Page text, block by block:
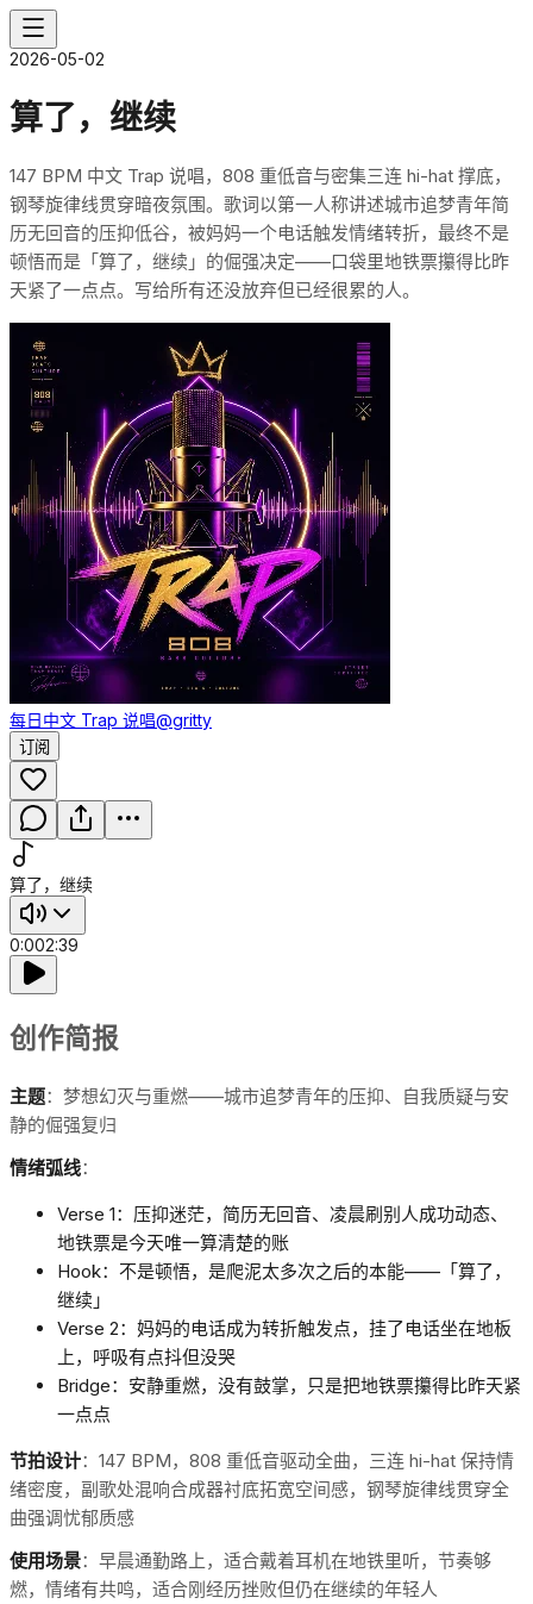
2026-05-02
算了，继续
147 BPM 中文 Trap 说唱，808 重低音与密集三连 hi-hat 撑底，
钢琴旋律线贯穿暗夜氛围。歌词以第一人称讲述城市追梦青年简
历无回音的压抑低谷，被妈妈一个电话触发情绪转折，最终不是
顿悟而是「算了，继续」的倔强决定——口袋里地铁票攥得比昨
天紧了一点点。写给所有还没放弃但已经很累的人。
每日中文 Trap 说唱@gritty
订阅
算了，继续
0:002:39
创作简报
主题：梦想幻灭与重燃——城市追梦青年的压抑、自我质疑与安
静的倔强复归
情绪弧线：
Verse 1：压抑迷茫，简历无回音、凌晨刷别人成功动态、
地铁票是今天唯一算清楚的账
Hook：不是顿悟，是爬泥太多次之后的本能——「算了，
继续」
Verse 2：妈妈的电话成为转折触发点，挂了电话坐在地板
上，呼吸有点抖但没哭
Bridge：安静重燃，没有鼓掌，只是把地铁票攥得比昨天紧
一点点
节拍设计：147 BPM，808 重低音驱动全曲，三连 hi-hat 保持情
绪密度，副歌处混响合成器衬底拓宽空间感，钢琴旋律线贯穿全
曲强调忧郁质感
使用场景：早晨通勤路上，适合戴着耳机在地铁里听，节奏够
燃，情绪有共鸣，适合刚经历挫败但仍在继续的年轻人